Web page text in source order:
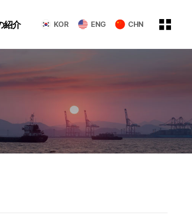
KOR ENG CHN
紹介